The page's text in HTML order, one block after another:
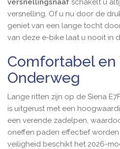
versnellingsnaaf schakelt u
versnelling. Of u nu door de
geniet van een lange tocht
van deze e-bike laat u nooit in
Comfortabel en
Onderweg
Lange ritten zijn op de Siena
is uitgerust met een
een verende zadelpen,
oneffen paden effectief
veiligheid beschikt het 2026-